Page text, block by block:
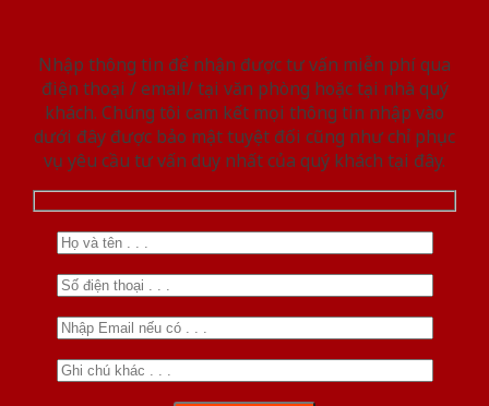
Nhập thông tin để nhận được tư vấn miễn phí qua
điện thoại / email/ tại văn phòng hoặc tại nhà quý
khách. Chúng tôi cam kết mọi thông tin nhập vào
dưới đây được bảo mật tuyệt đối cũng như chỉ phục
vụ yêu cầu tư vấn duy nhất của quý khách tại đây.